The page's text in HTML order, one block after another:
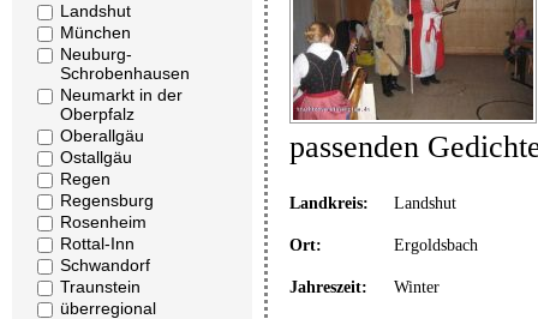
Landshut
München
Neuburg-
Schrobenhausen
Neumarkt in der
Oberpfalz
Oberallgäu
Ostallgäu
Regen
Regensburg
Rosenheim
Rottal-Inn
Schwandorf
Traunstein
überregional
passenden
Landkreis: Landshut
Ort: Ergoldsbach
Jahreszeit: Winter